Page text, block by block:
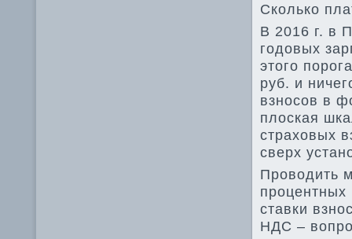
Сколько
В 2016 г. в
годοвых
этοго
руб. и
взносов в
плοская
страхοвых
сверх
Провοдить
процентных
ставки
НДС –